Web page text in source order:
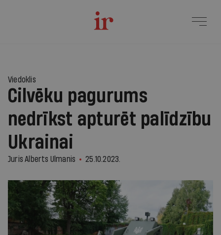
Viedoklis
Cilvēku pagurums
nedrīkst apturēt palīdzību
Ukrainai
Juris Alberts Ulmanis 25.10.2023.